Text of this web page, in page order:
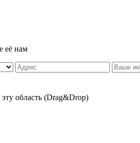
её нам
область (Drag&Drop)